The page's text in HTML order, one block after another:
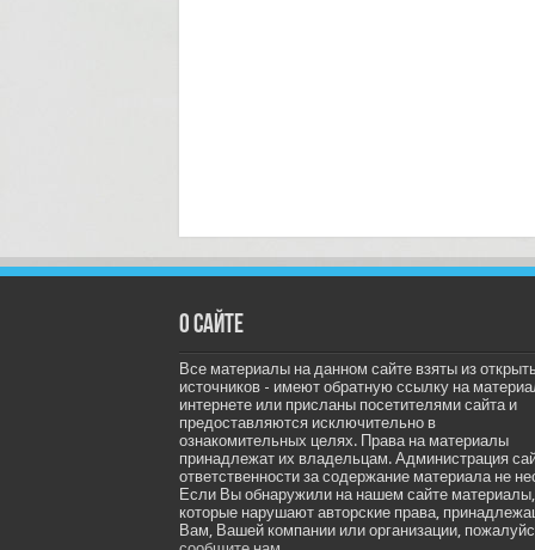
О сайте
Все материалы на данном сайте взяты из
источников - имеют обратную ссылку на
интернете или присланы посетителями сайта и
предоставляются исключительно в
ознакомительных целях. Права на материалы
принадлежат их владельцам. Администрация
ответственности за содержание материала не
Если Вы обнаружили на нашем сайте материалы,
которые нарушают авторские права,
Вам, Вашей компании или организации,